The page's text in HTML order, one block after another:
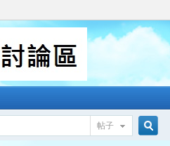
帖子